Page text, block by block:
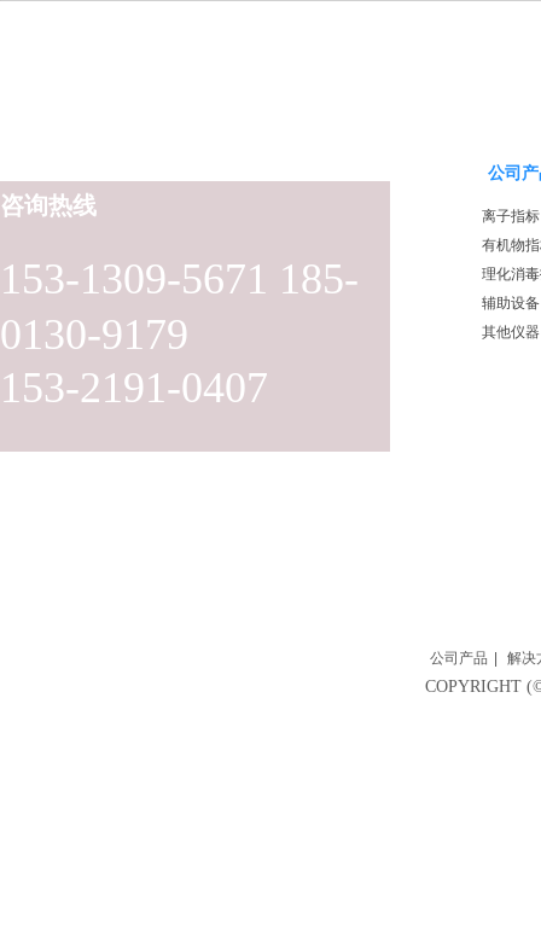
153-1309-5671 185-
0130-9179
153-2191-0407
咨询热线
公司
离子指标
有机物
理化消
辅助设备
其他仪器
公司产品 解决
COPYRIGHT